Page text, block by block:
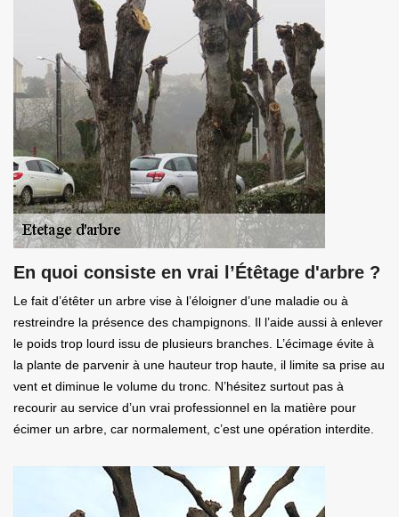
En quoi consiste en vrai l’Étêtage d'arbre ?
Le fait d’étêter un arbre vise à l’éloigner d’une maladie ou à
restreindre la présence des champignons. Il l’aide aussi à enlever
le poids trop lourd issu de plusieurs branches. L’écimage évite à
la plante de parvenir à une hauteur trop haute, il limite sa prise au
vent et diminue le volume du tronc. N’hésitez surtout pas à
recourir au service d’un vrai professionnel en la matière pour
écimer un arbre, car normalement, c’est une opération interdite.